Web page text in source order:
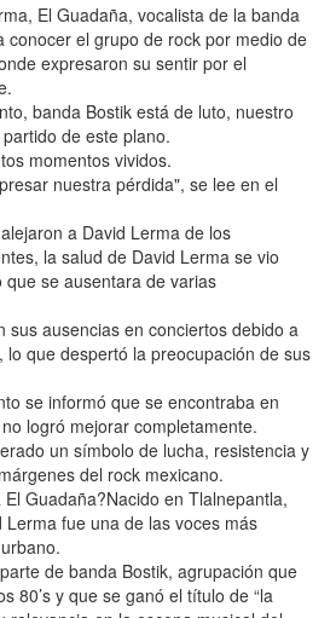
El Guadaña, vocalista de la banda
conocer el grupo de rock por medio de
expresaron su sentir por el
banda Bostik está de luto, nuestro
de este plano.
momentos vividos.
nuestra pérdida", se lee en el
a David Lerma de los
la salud de David Lerma se vio
se ausentara de varias
sus ausencias en conciertos debido a
lo que despertó la preocupación de sus
se informó que se encontraba en
logró mejorar completamente.
un símbolo de lucha, resistencia y
del rock mexicano.
Guadaña?Nacido en Tlalnepantla,
Lerma fue una de las voces más
de banda Bostik, agrupación que
80’s y que se ganó el título de “la